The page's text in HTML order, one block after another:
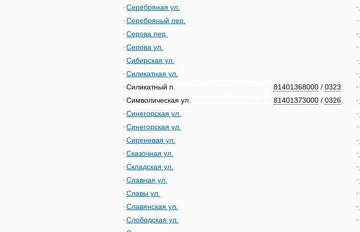
Серебряная ул.
Серебряный пер.
Серова пер.
Серова ул.
Сибирская ул.
Силикатная ул.
81401368000 / 0323
Силикатный п.
81401373000 / 0326
Символическая ул.
Синегорская ул.
Синегорская ул.
Сиреневая ул.
Сказочная ул.
Складская ул.
Славная ул.
Славы ул.
Славянская ул.
Слободская ул.